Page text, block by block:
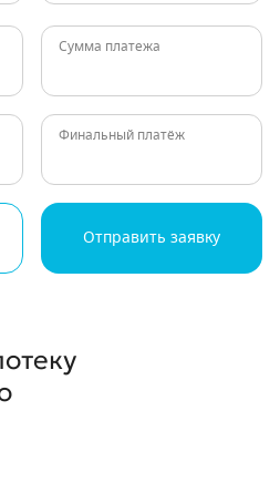
Сумма платежа
Финальный платёж
Отправить заявку